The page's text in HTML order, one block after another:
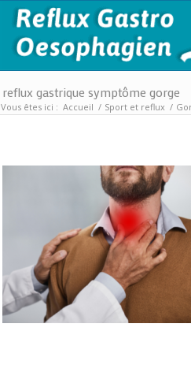
reflux gastrique symptôme gorge
Vous êtes ici : Accueil / Sport et reflux /